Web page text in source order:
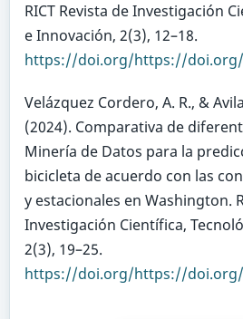
RICT Revista de Investigación
e Innovación, 2(3), 12–18.
https://doi.org/https://doi.org/
Velázquez Cordero, A. R., &
(2024). Comparativa de
Minería de Datos para la
bicicleta de acuerdo con las
y estacionales en Washington.
Investigación Científica,
2(3), 19–25.
https://doi.org/https://doi.org/